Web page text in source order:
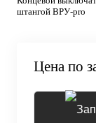
штангой ВРУ-pro
Цена по